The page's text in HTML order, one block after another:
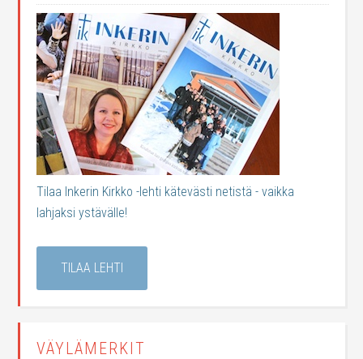
Tilaa Inkerin Kirkko -lehti kätevästi netistä - vaikka
lahjaksi ystävälle!
TILAA LEHTI
VÄYLÄMERKIT